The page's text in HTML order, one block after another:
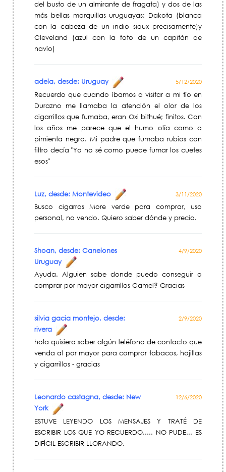
del busto de un almirante de fragata) y dos de las
más bellas marquillas uruguayas: Dakota (blanca
con la cabeza de un indio sioux precisamente)y
Cleveland (azul con la foto de un capitán de
navío)
adela, desde: Uruguay 5/12/2020
Recuerdo que cuando íbamos a visitar a mi tío en
Durazno me llamaba la atención el olor de los
cigarrillos que fumaba, eran Oxi bithué; finitos. Con
los años me parece que el humo olía como a
pimienta negra. Mi padre que fumaba rubios con
filtro decía "Yo no sé como puede fumar los cuetes
esos"
Luz, desde: Montevideo 3/11/2020
Busco cigarros More verde para comprar, uso
personal, no vendo. Quiero saber dónde y precio.
Shoan, desde: Canelones
Uruguay
4/9/2020
Ayuda. Alguien sabe donde puedo conseguir o
comprar por mayor cigarrillos Camel? Gracias
silvia gacia montejo, desde:
rivera
2/9/2020
hola quisiera saber algún teléfono de contacto que
venda al por mayor para comprar tabacos, hojillas
y cigarrillos - gracias
Leonardo castagna, desde: New
York
12/6/2020
ESTUVE LEYENDO LOS MENSAJES Y TRATÉ DE
ESCRIBIR LOS QUE YO RECUERDO..... NO PUDE... ES
DIFÍCIL ESCRIBIR LLORANDO.